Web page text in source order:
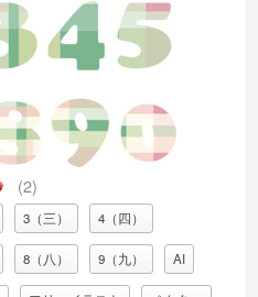
(2)
3（三） 4（四）
8（八） 9（九） AI